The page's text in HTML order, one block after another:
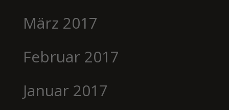
März 2017
Februar 2017
Januar 2017